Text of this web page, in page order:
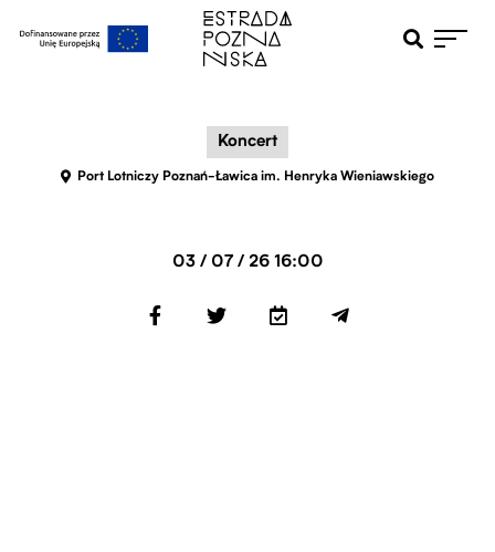
Otwiera pole
Koncert
Port Lotniczy Poznań-Ławica im. Henryka Wieniawskiego
03 / 07 / 26 16:00